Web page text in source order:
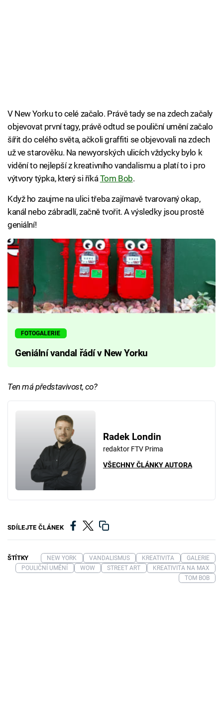
V New Yorku to celé začalo. Právě tady se na zdech začaly
objevovat první tagy, právě odtud se pouliční umění začalo
šířit do celého světa, ačkoli graffiti se objevovali na zdech
už ve starověku. Na newyorských ulicích vždycky bylo k
vidění to nejlepší z kreativního vandalismu a platí to i pro
výtvory týpka, který si říkáTom Bob.
Když ho zaujme na ulici třeba zajímavě tvarovaný okap,
kanál nebo zábradlí, začně tvořit. A výsledky jsou prostě
geniální!
FOTOGALERIE
Geniální vandal řádí v New Yorku
Ten má představivost, co?
Radek Londin
redaktor FTV Prima
VŠECHNY ČLÁNKY AUTORA
SDÍLEJTE ČLÁNEK
ŠTÍTKY NEW YORK VANDALISMUS KREATIVITA
GALERIE
POULIČNÍ UMĚNÍ
WOW STREET ART
KREATIVITA NA MAX
TOM BOB